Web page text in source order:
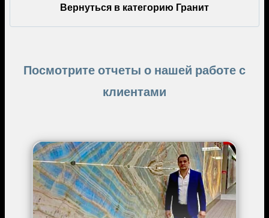
Вернуться в категорию Гранит
Посмотрите отчеты о нашей работе с
клиентами
Image